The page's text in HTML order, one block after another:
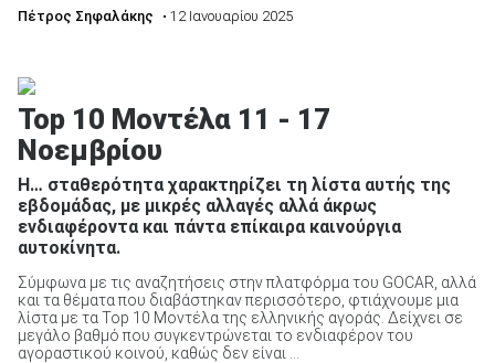
Πέτρος Σηφαλάκης • 12 Ιανουαρίου 2025
Top 10 Μοντέλα 11 - 17
Νοεμβρίου
Η… σταθερότητα χαρακτηρίζει τη λίστα αυτής της
εβδομάδας, με μικρές αλλαγές αλλά άκρως
ενδιαφέροντα και πάντα επίκαιρα καινούργια
αυτοκίνητα.
Σύμφωνα με τις αναζητήσεις στην πλατφόρμα του GOCAR, αλλά
και τα θέματα που διαβάστηκαν περισσότερο, φτιάχνουμε μια
λίστα με τα Top 10 Μοντέλα της ελληνικής αγοράς. Δείχνει σε
μεγάλο βαθμό που συγκεντρώνεται το ενδιαφέρον του
αγοραστικού κοινού, καθώς δεν είναι ...